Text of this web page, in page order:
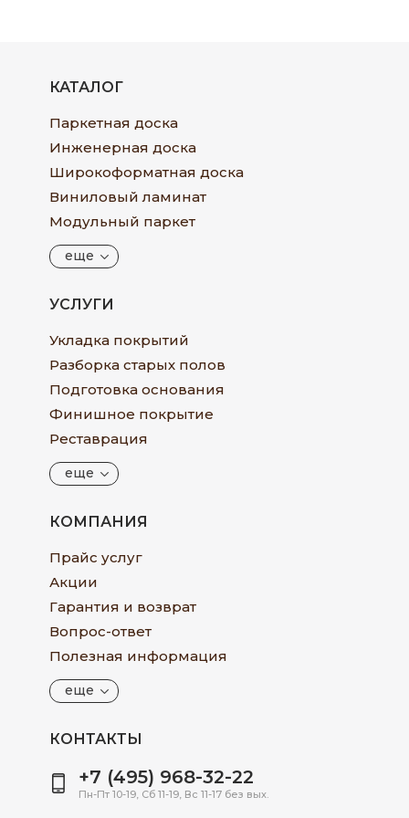
КАТАЛОГ
Паркетная доска
Инженерная доска
Широкоформатная доска
Виниловый ламинат
Модульный паркет
еще
УСЛУГИ
Укладка покрытий
Разборка старых полов
Подготовка основания
Финишное покрытие
Реставрация
еще
КОМПАНИЯ
Прайс услуг
Акции
Гарантия и возврат
Вопрос-ответ
Полезная информация
еще
КОНТАКТЫ
+7 (495) 968-32-22
Пн-Пт 10-19, Сб 11-19, Вс 11-17 без вых.